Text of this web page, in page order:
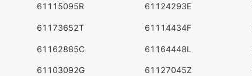
61115095R 61124293E
61173652T 61114434F
61162885C 61164448L
61103092G 61127045Z